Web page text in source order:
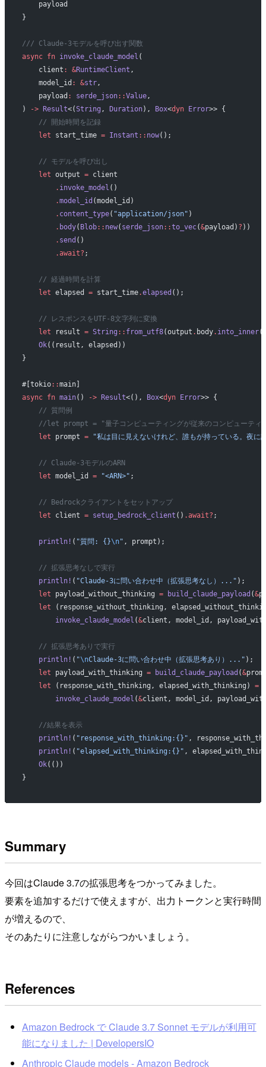
    payload
}
/// Claude-3モデルを呼び出す関数
async fn invoke_claude_model (
    client
: &RuntimeClient ,
    model_id
: &str,
    payload
: serde_json::Value,
)
-> Result<(String , Duration), Box<dyn Error>> {
    // 開始時間を記録
    let
start_time = Instant :: now();
    // モデルを呼び出し
    let
output = client
        .
invoke_model ()
        .
model_id (model_id)
        .
content_type( "application/json" )
        .
body( Blob:: new( serde_json::to_vec(&payload) ? ))
        .
send ()
        .await?
;
    // 経過時間を計算
    let
elapsed = start_time.elapsed ();
    // レスポンスをUTF-8文字列に変換
    let
result = String :: from_utf8(output . body. into_inner
    Ok
((result, elapsed))
}
#[tokio::main]
async fn main() -> Result<(), Box<dyn Error>> {
    // 質問例
//let prompt = "量子コンピューティングが従来のコンピューティ
    let
prompt = "私は目に見えないけれど、誰もが持っている。夜に
    // Claude-3モデルのARN
    let
model_id = "<ARN>" ;
    // Bedrockクライアントをセットアップ
    let
client = setup_bedrock_client () .await? ;
    println!
( "質問: {}\n" , prompt);
    // 拡張思考なしで実行
    println!
( "Claude-3に問い合わせ中（拡張思考なし）..." );
    let
payload_without_thinking = build_claude_payload (&
    let
(response_without_thinking,
        invoke_claude_model
(&client, model_id,
    // 拡張思考ありで実行
    println!
( "\nClaude-3に問い合わせ中（拡張思考あり）..." );
    let
payload_with_thinking = build_claude_payload (&
    let
(response_with_thinking, elapsed_with_thinking) =
        invoke_claude_model
(&client, model_id,
    //結果を表示
    println!
( "response_with_thinking:{}" ,
    println!
( "elapsed_with_thinking:{}" ,
    Ok
(())
}
Summary
今回はClaude 3.7の拡張思考をつかってみました。
要素を追加するだけで使えますが、出力トークンと実行時間
が増えるので、
そのあたりに注意しながらつかいましょう。
References
Amazon Bedrock で Claude 3.7 Sonnet モデルが利用可
能になりました | DevelopersIO
Anthropic Claude models - Amazon Bedrock